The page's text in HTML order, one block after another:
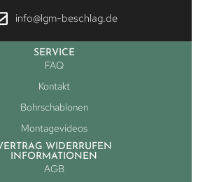
info@lgm-beschlag.de
SERVICE
FAQ
Kontakt
Bohrschablonen
Montagevideos
WIDERRUFEN
INFORMATIONEN
AGB